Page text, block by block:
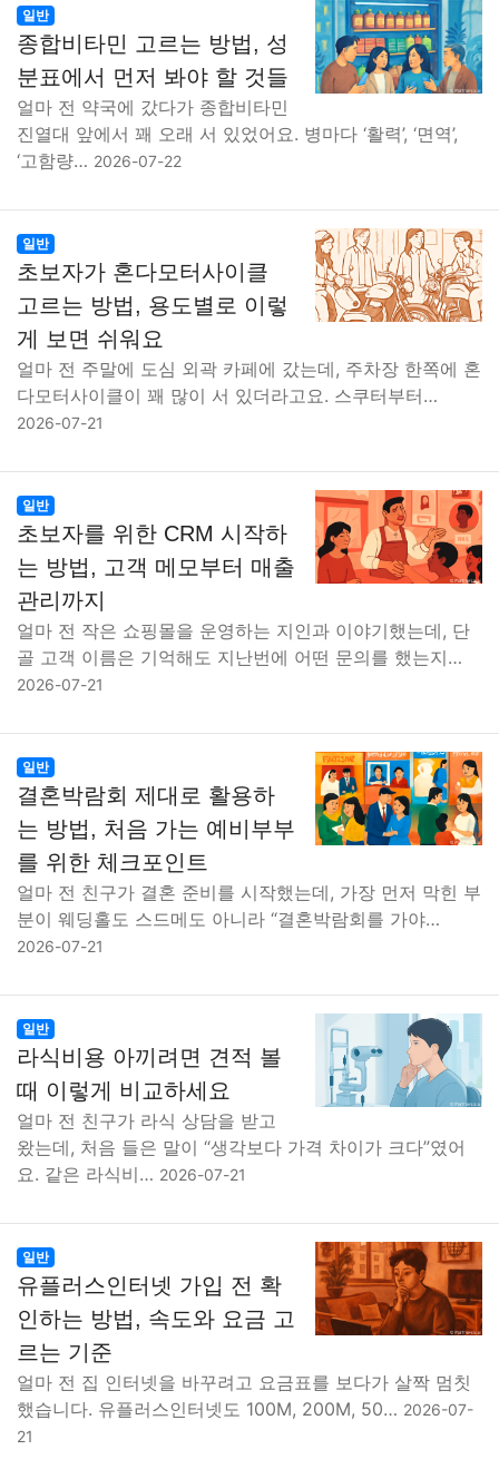
일반
종합비타민 고르는 방법, 성
분표에서 먼저 봐야 할 것들
얼마 전 약국에 갔다가 종합비타민
진열대 앞에서 꽤 오래 서 있었어요. 병마다 ‘활력’, ‘면역’,
‘고함량… 2026-07-22
일반
초보자가 혼다모터사이클
고르는 방법, 용도별로 이렇
게 보면 쉬워요
얼마 전 주말에 도심 외곽 카페에 갔는데, 주차장 한쪽에 혼
다모터사이클이 꽤 많이 서 있더라고요. 스쿠터부터…
2026-07-21
일반
초보자를 위한 CRM 시작하
는 방법, 고객 메모부터 매출
관리까지
얼마 전 작은 쇼핑몰을 운영하는 지인과 이야기했는데, 단
골 고객 이름은 기억해도 지난번에 어떤 문의를 했는지…
2026-07-21
일반
결혼박람회 제대로 활용하
는 방법, 처음 가는 예비부부
를 위한 체크포인트
얼마 전 친구가 결혼 준비를 시작했는데, 가장 먼저 막힌 부
분이 웨딩홀도 스드메도 아니라 “결혼박람회를 가야…
2026-07-21
일반
라식비용 아끼려면 견적 볼
때 이렇게 비교하세요
얼마 전 친구가 라식 상담을 받고
왔는데, 처음 들은 말이 “생각보다 가격 차이가 크다”였어
요. 같은 라식비… 2026-07-21
일반
유플러스인터넷 가입 전 확
인하는 방법, 속도와 요금 고
르는 기준
얼마 전 집 인터넷을 바꾸려고 요금표를 보다가 살짝 멈칫
했습니다. 유플러스인터넷도 100M, 200M, 50… 2026-07-
21